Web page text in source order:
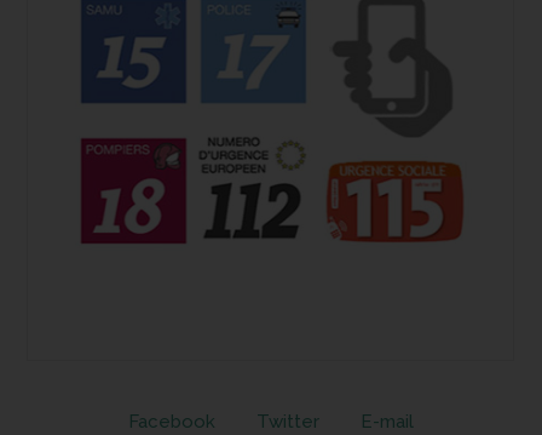
Facebook Twitter E-mail